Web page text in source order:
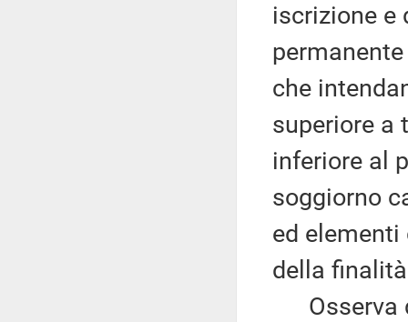
iscrizione e
che
superiore a
inferiore al
soggiorno
ed
della
Osserva